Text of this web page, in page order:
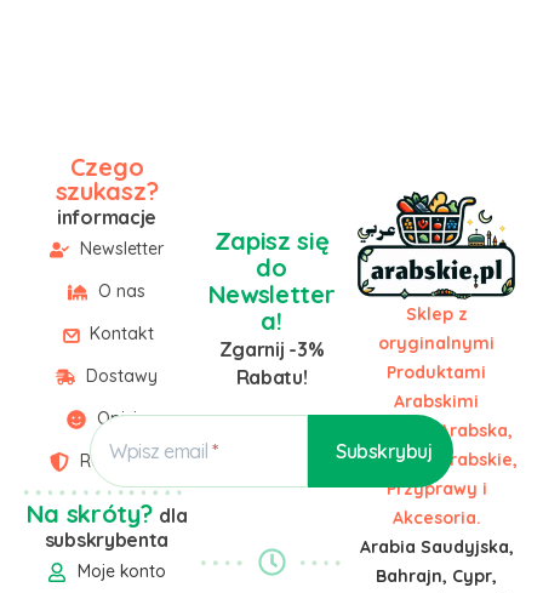
Czego
szukasz?
informacje
Newsletter
O nas
Kontakt
Dostawy
Opinie
Regulamin
Na skróty? dla
subskrybenta
Moje konto
Sklep z
oryginalnymi
Produktami
Arabskimi
Żywność Arabska,
Słodycze Arabskie,
Przyprawy i
Akcesoria.
Arabia Saudyjska,
Bahrajn, Cypr,
Zapisz się
do
Newsletter
a!
Zgarnij -3%
Rabatu!
Wpisz email